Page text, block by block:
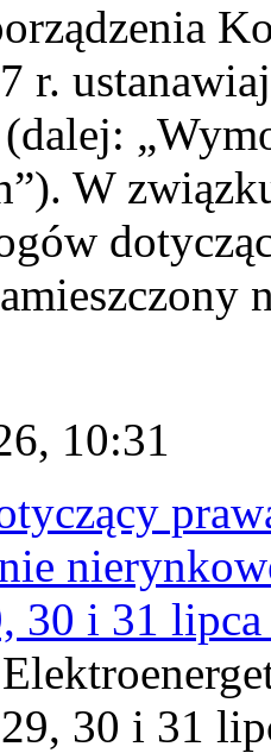
r.
W
10:31
30 i 31
30 i 31